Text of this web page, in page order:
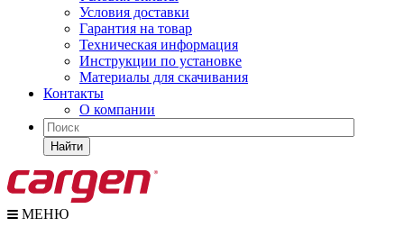
Условия доставки
Гарантия на товар
Техническая информация
Инструкции по установке
Материалы для скачивания
Контакты
О компании
Найти
МЕНЮ